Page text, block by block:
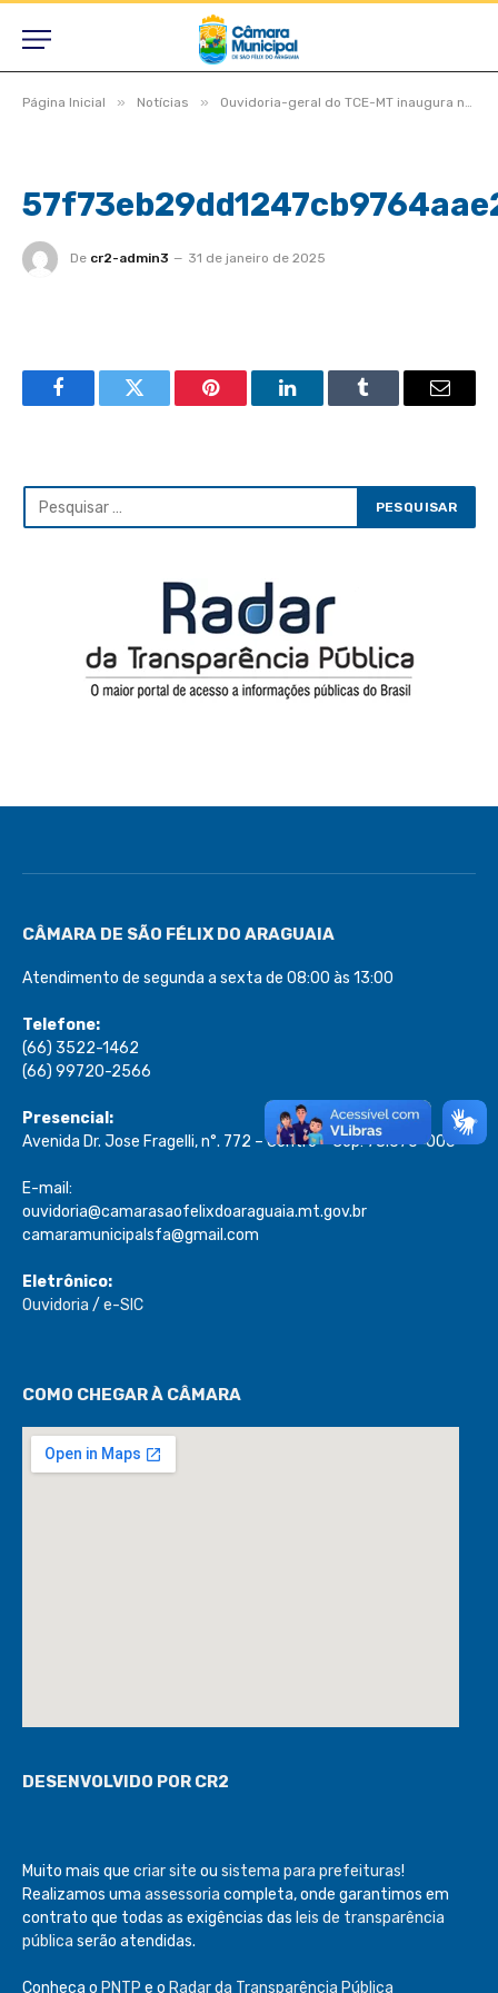
Página Inicial » Notícias » Ouvidoria-geral do TCE-MT inaugura novo espaço e realiza Ouvidoria Day
De cr2-admin3 31 de janeiro de 2025
FacebookTwitter Pinterest LinkedInTumblr Email
CÂMARA DE SÃO FÉLIX DO ARAGUAIA
Atendimento de segunda a sexta de 08:00 às 13:00
Telefone:
(66) 3522-1462
(66) 99720-2566
Presencial:
Avenida Dr. Jose Fragelli, n°. 772 – Centro – Cep: 78.670-000
E-mail:
ouvidoria@camarasaofelixdoaraguaia.mt.gov.br
camaramunicipalsfa@gmail.com
Eletrônico:
Ouvidoria / e-SIC
COMO CHEGAR À CÂMARA
DESENVOLVIDO POR CR2
Muito mais que criar site ou sistema para prefeituras!
Realizamos uma assessoria completa, onde garantimos em
contrato que todas as exigências das leis de transparência
pública serão atendidas.
Conheça o PNTP e o Radar da Transparência Pública